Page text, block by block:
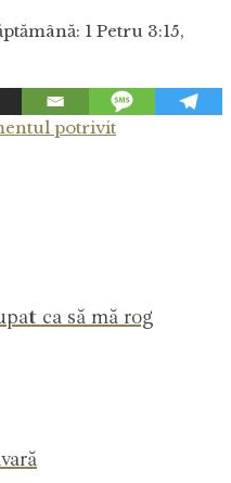
1 Petru 3:15,
potrivit
ca să mă rog